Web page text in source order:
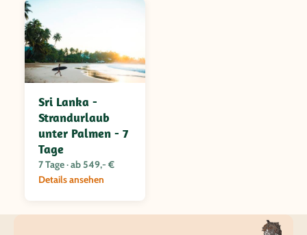
Sri Lanka -
Strandurlaub
unter Palmen - 7
Tage
7 Tage · ab 549,- €
Details ansehen